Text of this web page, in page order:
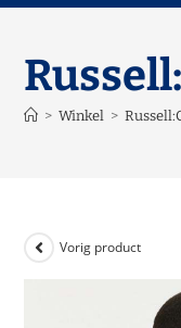
> Winkel >
Vorig product